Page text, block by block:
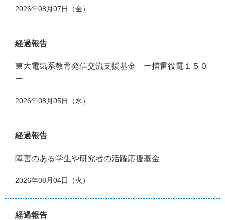
2026年08月07日（金）
経過報告
東大電気系教育発信交流支援基金 ー捕雷役電１５０
ー
2026年08月05日（水）
経過報告
障害のある学生や研究者の活躍応援基金
2026年08月04日（火）
経過報告